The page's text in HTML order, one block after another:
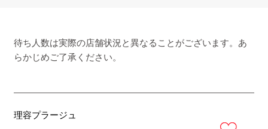
待ち人数は実際の店舗状況と異なることがございます。あ
らかじめご了承ください。
理容プラージュ